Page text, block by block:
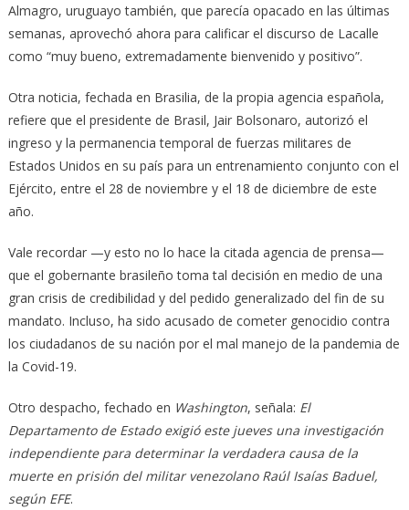
Almagro, uruguayo también, que parecía opacado en las últimas
semanas, aprovechó ahora para calificar el discurso de Lacalle
como “muy bueno, extremadamente bienvenido y positivo”.
Otra noticia, fechada en Brasilia, de la propia agencia española,
refiere que el presidente de Brasil, Jair Bolsonaro, autorizó el
ingreso y la permanencia temporal de fuerzas militares de
Estados Unidos en su país para un entrenamiento conjunto con el
Ejército, entre el 28 de noviembre y el 18 de diciembre de este
año.
Vale recordar —y esto no lo hace la citada agencia de prensa—
que el gobernante brasileño toma tal decisión en medio de una
gran crisis de credibilidad y del pedido generalizado del fin de su
mandato. Incluso, ha sido acusado de cometer genocidio contra
los ciudadanos de su nación por el mal manejo de la pandemia de
la Covid-19.
Otro despacho, fechado en Washington, señala: El
Departamento de Estado exigió este jueves una investigación
independiente para determinar la verdadera causa de la
muerte en prisión del militar venezolano Raúl Isaías Baduel,
según EFE.